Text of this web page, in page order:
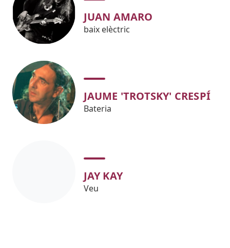
JUAN AMARO
baix elèctric
JAUME 'TROTSKY' CRESPÍ
Bateria
JAY KAY
Veu